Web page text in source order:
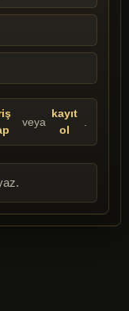
veya
kayıt
ol